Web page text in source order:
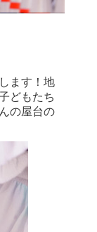
ます！地
どもたち
の屋台の